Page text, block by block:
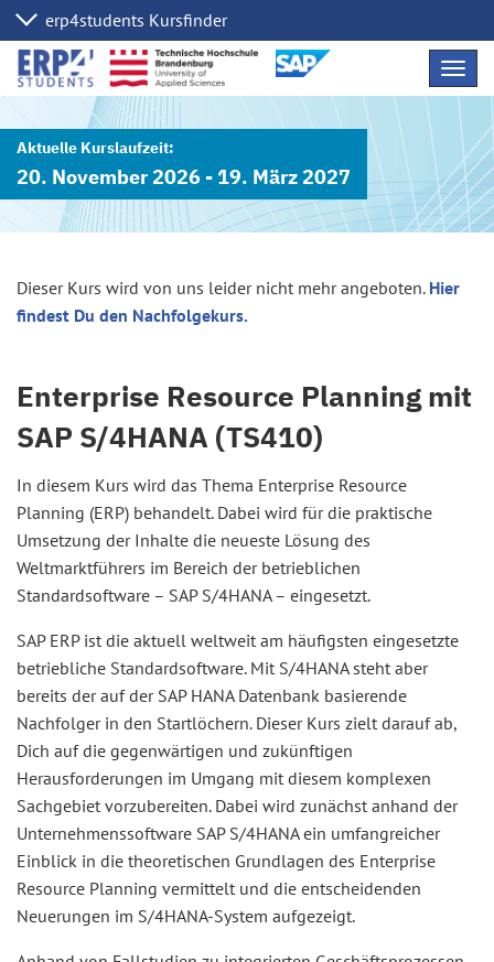
20. November 2026 - 19. März 2027
Dieser Kurs wird von uns leider nicht mehr angeboten. Hier
findest Du den Nachfolgekurs.
Enterprise Resource Planning mit
SAP S/4HANA (TS410)
In diesem Kurs wird das Thema Enterprise Resource
Planning (ERP) behandelt. Dabei wird für die praktische
Umsetzung der Inhalte die neueste Lösung des
Weltmarktführers im Bereich der betrieblichen
Standardsoftware – SAP S/4HANA – eingesetzt.
SAP ERP ist die aktuell weltweit am häufigsten eingesetzte
betriebliche Standardsoftware. Mit S/4HANA steht aber
bereits der auf der SAP HANA Datenbank basierende
Nachfolger in den Startlöchern. Dieser Kurs zielt darauf ab,
Dich auf die gegenwärtigen und zukünftigen
Herausforderungen im Umgang mit diesem komplexen
Sachgebiet vorzubereiten. Dabei wird zunächst anhand der
Unternehmenssoftware SAP S/4HANA ein umfangreicher
Einblick in die theoretischen Grundlagen des Enterprise
Resource Planning vermittelt und die entscheidenden
Neuerungen im S/4HANA-System aufgezeigt.